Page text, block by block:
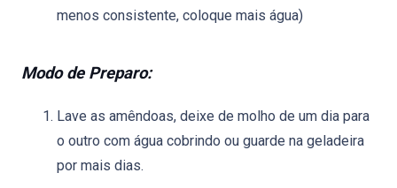
menos consistente, coloque mais água)
Modo de Preparo:
Lave as amêndoas, deixe de molho de um dia para
o outro com água cobrindo ou guarde na geladeira
por mais dias.